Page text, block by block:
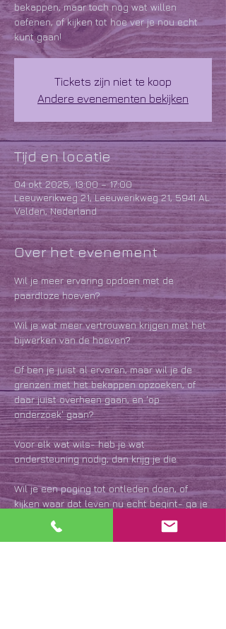
bekappen, maar toch nog wat willen
oefenen, of kijken tot hoe ver je nou echt
kunt gaan!
Tickets zijn niet te koop
Andere evenementen bekijken
Tijd en locatie
04 okt 2025, 13:00 – 17:00
Leeuwerikweg 21, Leeuwerikweg 21, 5941 AL
Velden, Nederland
Over het evenement
Wil je meer ervaring opdoen met de
paardloze hoeven?
Wil je wat meer vertrouwen krijgen met het
bijwerken van de hoeven?
Of ben je juist al ervaren, maar wil je de
grenzen met het bekappen opzoeken, of
daar juist overheen gaan, en 'op
onderzoek' gaan?
Voor elk wat wils- heb je wat
ondersteuning nodig, dan krijg je die.
Wil je een poging tot ontleden doen, of
kijken waar dat leven nu echt begint- ga je